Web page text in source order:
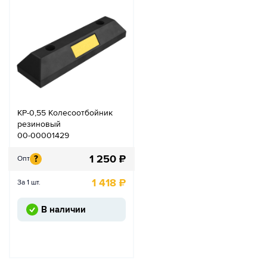
КР-0,55 Колесоотбойник
резиновый
00-00001429
Опт ? 1 250 ₽
За 1 шт. 1 418 ₽
В наличии